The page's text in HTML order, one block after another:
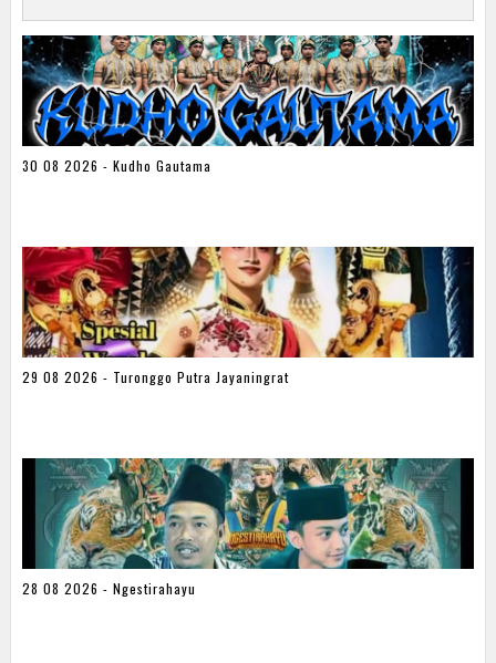
30 08 2026 - Kudho Gautama
29 08 2026 - Turonggo Putra Jayaningrat
28 08 2026 - Ngestirahayu